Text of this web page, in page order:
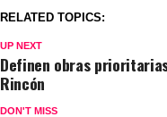
RELATED TOPICS:
UP NEXT
Definen obras
Rincón
DON'T MISS